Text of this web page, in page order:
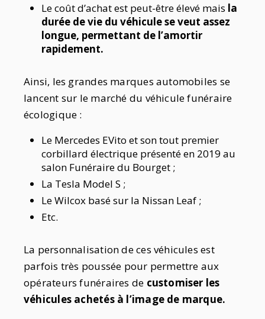
Le coût d’achat est peut-être élevé mais la
durée de vie du véhicule se veut assez
longue, permettant de l’amortir
rapidement.
Ainsi, les grandes marques automobiles se
lancent sur le marché du véhicule funéraire
écologique :
Le Mercedes EVito et son tout premier
corbillard électrique présenté en 2019 au
salon Funéraire du Bourget ;
La Tesla Model S ;
Le Wilcox basé sur la Nissan Leaf ;
Etc.
La personnalisation de ces véhicules est
parfois très poussée pour permettre aux
opérateurs funéraires de customiser les
véhicules achetés à l’image de marque.